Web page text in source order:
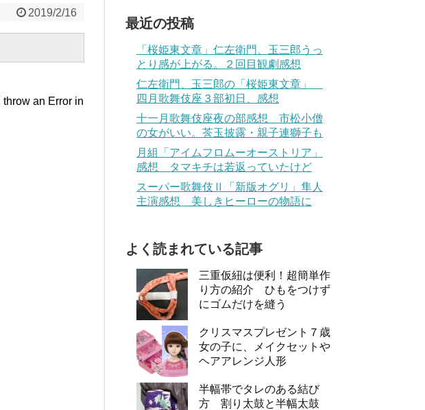
2019/2/16
an Error in
最近の投稿
「桜姫東文章」仁左衛門、玉三郎うっ
とり感が上がる。２回目観劇感想
仁左衛門、玉三郎の「桜姫東文章」
四月歌舞伎座３部初日、感想
十一月歌舞伎座夜の部感想 市松小僧
の女がいい。莟玉披露・親子連獅子も
月組「アイムフロムーオーストリア」
感想 タマキチは若返っていたけど
スーパー歌舞伎Ⅱ「新版オグリ」隼人
主演感想 美しきヒーローの物語に
よく読まれている記事
三重仮紐は便利！超簡単作
り方の紹介 ひもをつけず
にゴムだけを縫う
クリスマスプレゼント７歳
女の子に、メイクセットや
ヘアアレンジ人形
半幅帯でタレのある結び
方 割り太鼓と半幅太鼓